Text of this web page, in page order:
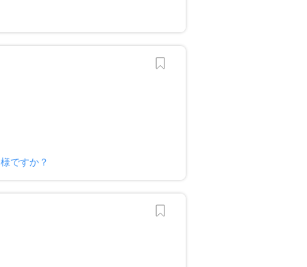
ですか？